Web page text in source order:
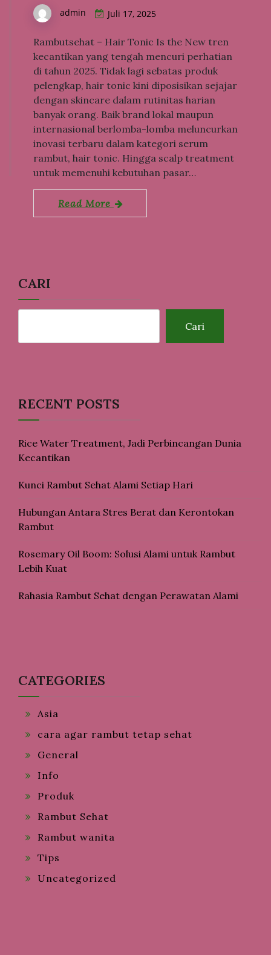
admin Juli 17, 2025
Rambutsehat – Hair Tonic Is the New tren
kecantikan yang tengah mencuri perhatian
di tahun 2025. Tidak lagi sebatas produk
pelengkap, hair tonic kini diposisikan sejajar
dengan skincare dalam rutinitas harian
banyak orang. Baik brand lokal maupun
internasional berlomba-lomba meluncurkan
inovasi terbaru dalam kategori serum
rambut, hair tonic. Hingga scalp treatment
untuk memenuhi kebutuhan pasar…
Read More
CARI
Cari
RECENT POSTS
Rice Water Treatment, Jadi Perbincangan Dunia
Kecantikan
Kunci Rambut Sehat Alami Setiap Hari
Hubungan Antara Stres Berat dan Kerontokan
Rambut
Rosemary Oil Boom: Solusi Alami untuk Rambut
Lebih Kuat
Rahasia Rambut Sehat dengan Perawatan Alami
CATEGORIES
Asia
cara agar rambut tetap sehat
General
Info
Produk
Rambut Sehat
Rambut wanita
Tips
Uncategorized